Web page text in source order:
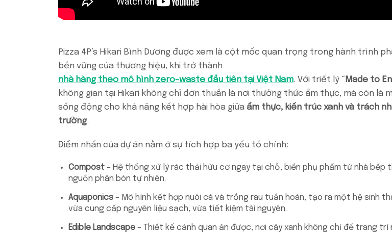
Pizza 4P’s Hikari Bình Dương được xem là cột mốc quan trọng trong hành trình
bền vững của thương hiệu, khi trở thành
nhà hàng theo mô hình zero-waste đầu tiên tại Việt Nam. Với triết lý “ Made to
không gian tại Hikari không chỉ đơn thuần là nơi thưởng thức ẩm thực, mà còn là
sống động cho khả năng kết hợp hài hòa giữa ẩm thực, kiến trúc xanh và trách
trường.
Điểm nhấn của dự án nằm ở sự tích hợp ba yếu tố chính:
Compost – Hệ thống xử lý rác thải hữu cơ ngay tại chỗ, biến phụ phẩm từ nhà bếp
nguồn phân bón tự nhiên.
Aquaponics – Mô hình kết hợp nuôi cá và trồng rau tuần hoàn, tạo ra một hệ sinh
vừa cung cấp nguyên liệu sạch, vừa tiết kiệm tài nguyên.
Edible Landscape – Thiết kế cảnh quan ăn được, nơi cây xanh không chỉ để trang trí